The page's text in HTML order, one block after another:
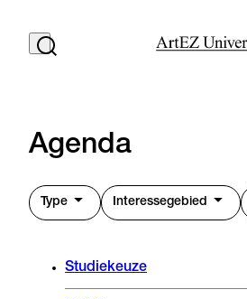
Agenda
Type Interessegebied
Studiekeuze